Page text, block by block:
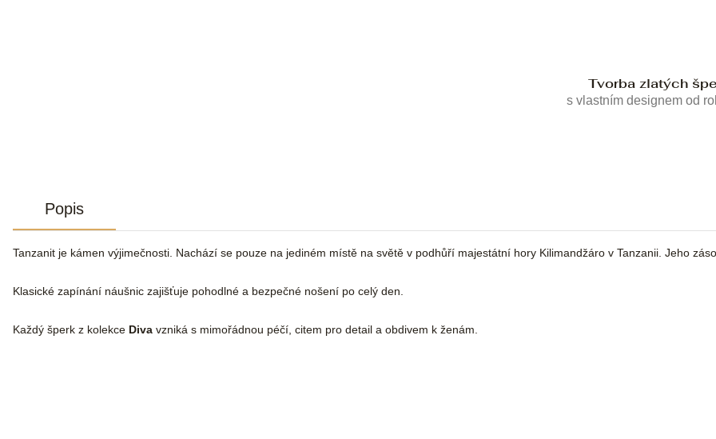
Tvorba zlatých
s vlastním designem od
Popis
Tanzanit je kámen výjimečnosti. Nachází se pouze na jediném místě na světě v podhůří majestátní hory Kilimandžáro v Tanzanii. Jeho
Klasické zapínání náušnic zajišťuje pohodlné a bezpečné nošení po celý den.
Každý šperk z kolekce Diva vzniká s mimořádnou péčí, citem pro detail a obdivem k ženám.